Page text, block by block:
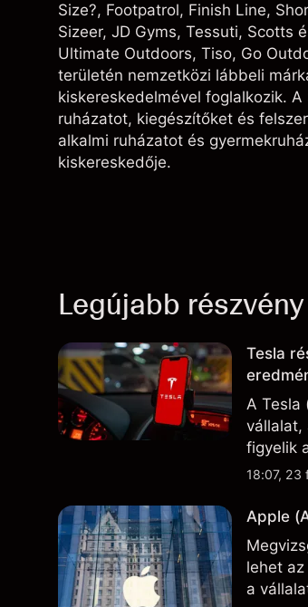
Size?, Footpatrol, Finish Line,
Sizeer, JD Gyms, Tessuti, Scotts
Ultimate Outdoors, Tiso, Go
területén nemzetközi lábbeli
kiskereskedelmével foglalkozik.
ruházatot, kiegészítőket és
alkalmi ruházatot és
kiskereskedője.
Legújabb
Tesla
A Tesla
vállalat,
figyelik
18:07, 23
Apple
lehet
a